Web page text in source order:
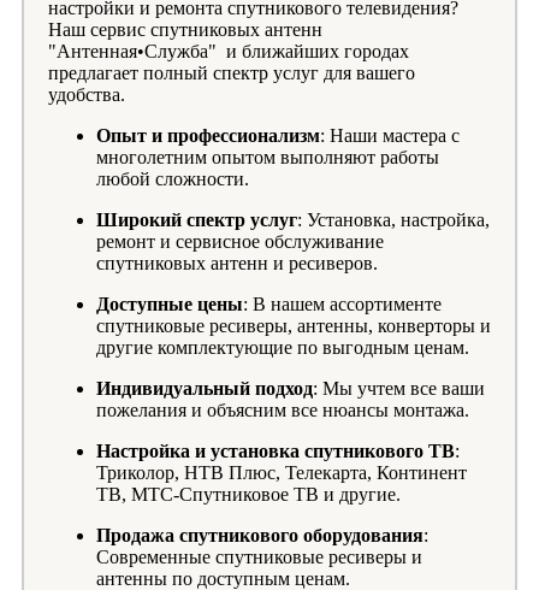
настройки и ремонта спутникового телевидения?
Наш сервис спутниковых антенн
"Антенная•Служба" и ближайших городах
предлагает полный спектр услуг для вашего
удобства.
Опыт и профессионализм: Наши мастера с
многолетним опытом выполняют работы
любой сложности.
Широкий спектр услуг: Установка, настройка,
ремонт и сервисное обслуживание
спутниковых антенн и ресиверов.
Доступные цены: В нашем ассортименте
спутниковые ресиверы, антенны, конверторы и
другие комплектующие по выгодным ценам.
Индивидуальный подход: Мы учтем все ваши
пожелания и объясним все нюансы монтажа.
Настройка и установка спутникового ТВ:
Триколор, НТВ Плюс, Телекарта, Континент
ТВ, МТС-Спутниковое ТВ и другие.
Продажа спутникового оборудования:
Современные спутниковые ресиверы и
антенны по доступным ценам.